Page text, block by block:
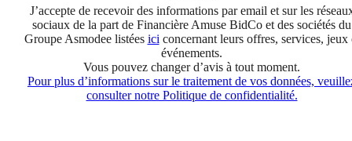
J’accepte de recevoir des informations par email et sur les
sociaux de la part de Financière Amuse BidCo et des sociétés du
Groupe Asmodee listées ici concernant leurs offres, services, jeux
événements.
Vous pouvez changer d’avis à tout moment.
Pour plus d’informations sur le traitement de vos données,
consulter notre Politique de confidentialité.